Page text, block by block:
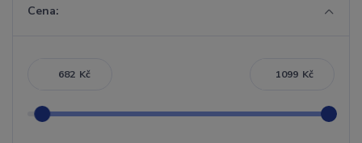
Cena:
Kč Kč